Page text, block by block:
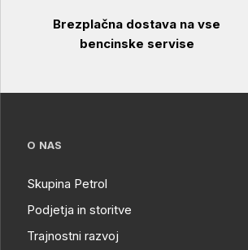
Brezplačna dostava na vse
bencinske servise
O NAS
Skupina Petrol
Podjetja in storitve
Trajnostni razvoj